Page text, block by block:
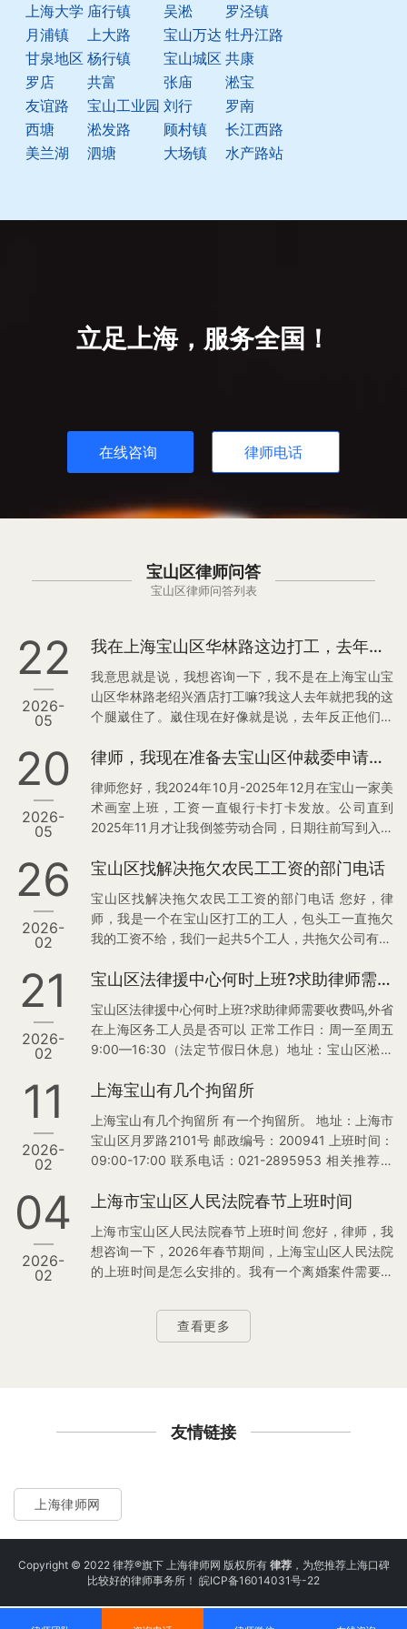
上海大学 庙行镇 吴淞
罗泾镇
月浦镇
上大路 宝山万达 牡丹江路
甘泉地区 杨行镇 宝山城区 共康
罗店
共富 张庙
淞宝
友谊路
宝山工业园 刘行
罗南
西塘
淞发路 顾村镇
长江西路
美兰湖
泗塘 大场镇 水产路站
立足上海，服务全国！
在线咨询 律师电话
宝山区律师问答
宝山区律师问答列表
22
2026-
05
我在上海宝山区华林路这边打工，去年腿崴了今年又疼，老板让我回家休息两个多月不给报销，该怎么办？
我意思就是说，我想咨询一下，我不是在上海宝山宝
山区华林路老绍兴酒店打工嘛?我这人去年就把我的这
个腿崴住了。崴住现在好像就是说，去年反正他们赔
我腿疼了，他们也不让我休息，就是叫我回家休息。
疼，所以说我就咨询咨询你一下，看怎么说。
20
2026-
05
律师，我现在准备去宝山区仲裁委申请确认劳动关系，想咨询您这个案子的胜算、流程
律师您好，我2024年10月-2025年12月在宝山一家美
术画室上班，工资一直银行卡打卡发放。公司直到
2025年11月才让我倒签劳动合同，日期往前写到入职
合同。上班全程公司没给我交过社保，现在我维权要
解。我现在准备去宝山区仲裁委申请确认劳动关系，
还可以追未签合同双倍工资赔偿，想咨询您这个案子
的胜算、流程、证据补充和代理收费。 律师在线解
点解答，如下： 1.双…
26
2026-
02
宝山区找解决拖欠农民工工资的部门电话
宝山区找解决拖欠农民工工资的部门电话 您好，律
师，我是一个在宝山区打工的工人，包头工一直拖欠
我的工资不给，我们一起共5个工人，共拖欠公司有15
都不高，解决这个事情比较困难。 想着找律师处理又
都是干苦力的，根本不知道如何操作这件事，请你们
律师给出出主意，让我们能拿到血汗钱。 律师在线解
答： 您好，这位咨询人。 宝山区解决拖欠农民工公司
1，在您的工地找“工地…
21
2026-
02
宝山区法律援中心何时上班?求助律师需要收费吗,外省在上海区务工人员是否可以
宝山区法律援中心何时上班?求助律师需要收费吗,外省
在上海区务工人员是否可以 正常工作日：周一至周五
9:00—16:30（法定节假日休息）地址：宝山区淞宝
咨询电话：021-36070223 年后上班时间（农历 + 公
日（正月初七），共 9 天。 正式上班：正月初八（2
月 24 日，周二） 起恢复正常办公。 求助是否收费？
法律援助是免费提供法律服务的，完全不收费。 只要
11
2026-
02
上海宝山有几个拘留所
上海宝山有几个拘留所 有一个拘留所。 地址：上海市
宝山区月罗路2101号 邮政编号：200941 上班时间：
09:00-17:00 联系电话：021-2895953 相关推荐：
04
2026-
02
上海市宝山区人民法院春节上班时间
上海市宝山区人民法院春节上班时间 您好，律师，我
想咨询一下，2026年春节期间，上海宝山区人民法院
的上班时间是怎么安排的。我有一个离婚案件需要到
可以去法院窗口办理业务。 另外，如果春节期间有比
较紧急的案件（比如申请财产保全），法院有人受理
放假通知 我整理出来如下…
查看更多
友情链接
上海律师网
Copyright © 2022 律荐®旗下 上海律师网 版权所有 律荐，为您推荐上海口碑
比较好的律师事务所！ 皖ICP备16014031号-22